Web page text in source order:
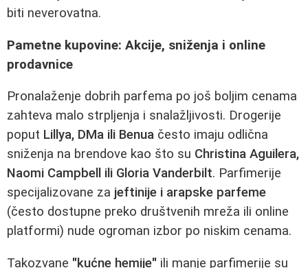
biti neverovatna.
Pametne kupovine: Akcije, sniženja i online
prodavnice
Pronalaženje dobrih parfema po još boljim cenama
zahteva malo strpljenja i snalažljivosti. Drogerije
poput Lillya, DMa ili Benua često imaju odlična
sniženja na brendove kao što su Christina Aguilera,
Naomi Campbell ili Gloria Vanderbilt. Parfimerije
specijalizovane za jeftinije i arapske parfeme
(često dostupne preko društvenih mreža ili online
platformi) nude ogroman izbor po niskim cenama.
Takozvane "kućne hemije" ili manje parfimerije su